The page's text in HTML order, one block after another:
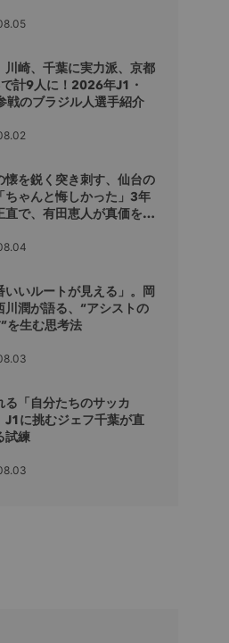
川崎、千葉に実力派、京都
計9人に！2026年J1・
戦のブラジル人選手紹介
懐を鋭く突き刺す、仙台の
ちゃんと悔しかった」3年
直で、有田恵人が真価を示
いいルートが見える」。岡
川潤が語る、“アシストの
を生む思考法
る「自分たちのサッカ
J1に挑むジェフ千葉が直
試練